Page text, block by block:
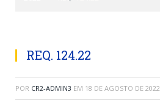
REQ. 124.22
POR CR2-ADMIN3 EM 18 DE AGOSTO DE 2022